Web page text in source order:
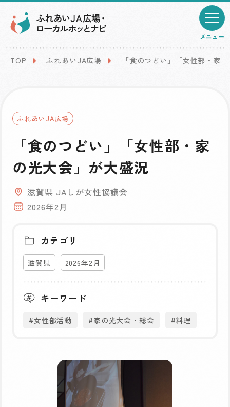
メニュー
TOP ふれあいJA広場 「食のつどい」「女性部・家
ふれあいJA広場
「食のつどい」「女性部・家
の光大会」が大盛況
滋賀県 JAしが女性協議会
2026年2月
カテゴリ
滋賀県 2026年2月
キーワード
#女性部活動 #家の光大会・総会 #料理